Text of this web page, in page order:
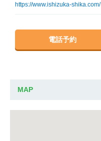
https://www.ishizuka-shika.com/
電話予約
MAP